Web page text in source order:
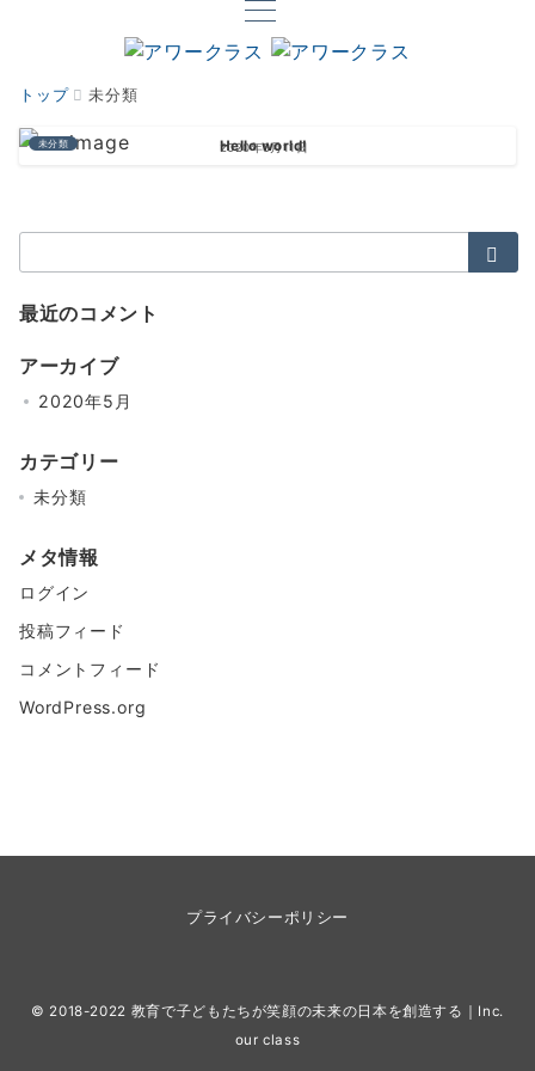
トップ 未分類
未分類 Hello world!
2020年5月11日
索：
最近のコメント
アーカイブ
2020年5月
カテゴリー
未分類
メタ情報
ログイン
投稿フィード
コメントフィード
WordPress.org
プライバシーポリシー
© 2018-2022 教育で子どもたちが笑顔の未来の日本を創造する｜Inc.
our class